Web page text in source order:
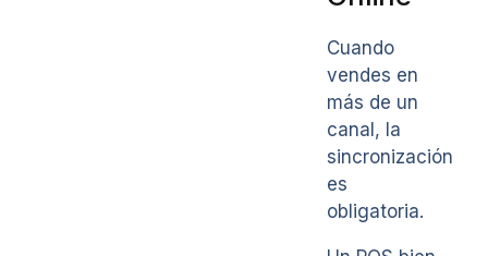
Cuando
vendes en
más de un
canal, la
sincronización
es
obligatoria.